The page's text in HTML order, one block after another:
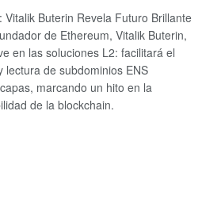
Vitalik Buterin Revela Futuro Brillante
de Ethereum, Vitalik Buterin,
en las soluciones L2: facilitará el
lectura de subdominios ENS
marcando un hito en la
de la blockchain.